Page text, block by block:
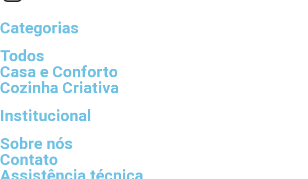
Categorias
Todos
Casa e Conforto
Cozinha Criativa
Institucional
Sobre nós
Contato